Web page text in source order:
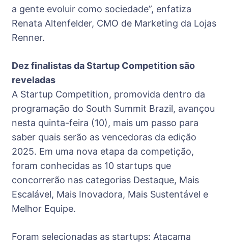
a gente evoluir como sociedade”, enfatiza
Renata Altenfelder, CMO de Marketing da Lojas
Renner.
Dez finalistas da Startup Competition são
reveladas
A Startup Competition, promovida dentro da
programação do South Summit Brazil, avançou
nesta quinta-feira (10), mais um passo para
saber quais serão as vencedoras da edição
2025. Em uma nova etapa da competição,
foram conhecidas as 10 startups que
concorrerão nas categorias Destaque, Mais
Escalável, Mais Inovadora, Mais Sustentável e
Melhor Equipe.
Foram selecionadas as startups: Atacama